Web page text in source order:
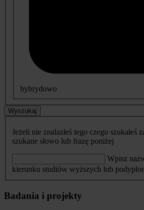
hybrydowo
Wyszukaj
Jeżeli nie znalazłeś tego czego szukałeś
szukane słowo lub frazę poniżej
Wpisz
kierunku studiów wyższych lub
Badania i projekty